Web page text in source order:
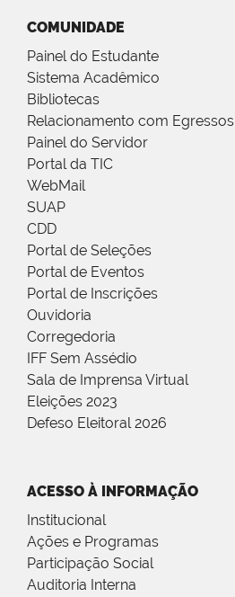
COMUNIDADE
Painel do Estudante
Sistema Acadêmico
Bibliotecas
Relacionamento com Egressos
Painel do Servidor
Portal da TIC
WebMail
SUAP
CDD
Portal de Seleções
Portal de Eventos
Portal de Inscrições
Ouvidoria
Corregedoria
IFF Sem Assédio
Sala de Imprensa Virtual
Eleições 2023
Defeso Eleitoral 2026
ACESSO À INFORMAÇÃO
Institucional
Ações e Programas
Participação Social
Auditoria Interna